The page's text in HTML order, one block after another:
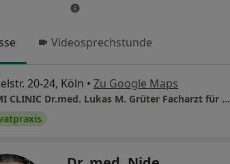
Videosprechstunde
20-24, Köln • Zu Google Maps
NOMI CLINIC Dr.med. Lukas M. Grüter Facharzt für Plastische- und Ästhetische Chirurgie